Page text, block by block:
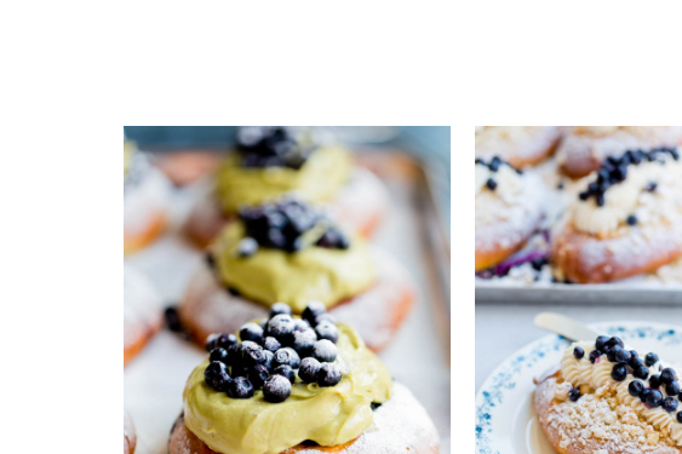
lekko chrupiące.
Ciekawe dodatki
Poza owocami drożdżówki mogą zawierać orzechy,
bardziej fantazyjny, w formie zawijańców, ślimaków czy
Zastanawiacie się, czy trudno je wykonać? Nie taki diabeł
rzeczywistości najdłużej zajmuje wyrośnięcie ciasta. Nie
receptur na drożdżówki znajdziecie łatwiejsze i